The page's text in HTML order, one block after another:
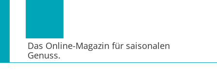
Das Online-Magazin für saisonalen
Genuss.